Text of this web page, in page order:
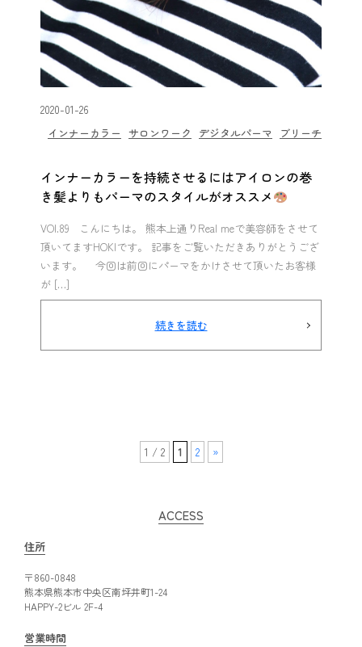
2020-01-26
インナーカラー サロンワーク デジタルパーマ ブリーチ
インナーカラーを持続させるにはアイロンの巻
き髪よりもパーマのスタイルがオススメ
VOl.89 こんにちは。 熊本上通りReal meで美容師をさせて
頂いてますHOKIです。 記事をご覧いただきありがとうござ
います。 今回は前回にパーマをかけさせて頂いたお客様
が […]
続きを読む
1 / 2 1 2 »
ACCESS
住所
〒860-0848
熊本県熊本市中央区南坪井町1-24
HAPPY-2ビル 2F-4
営業時間